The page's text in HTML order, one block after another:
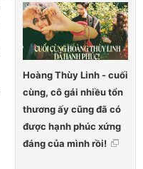
Hoàng Thùy Linh - cuối
cùng, cô gái nhiều tổn
thương ấy cũng đã có
được hạnh phúc xứng
đáng của mình rồi!